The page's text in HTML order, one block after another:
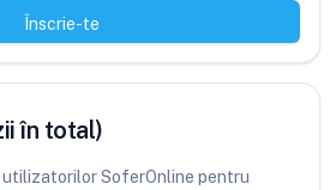
Înscrie-te
în total)
utilizatorilor SoferOnline pentru